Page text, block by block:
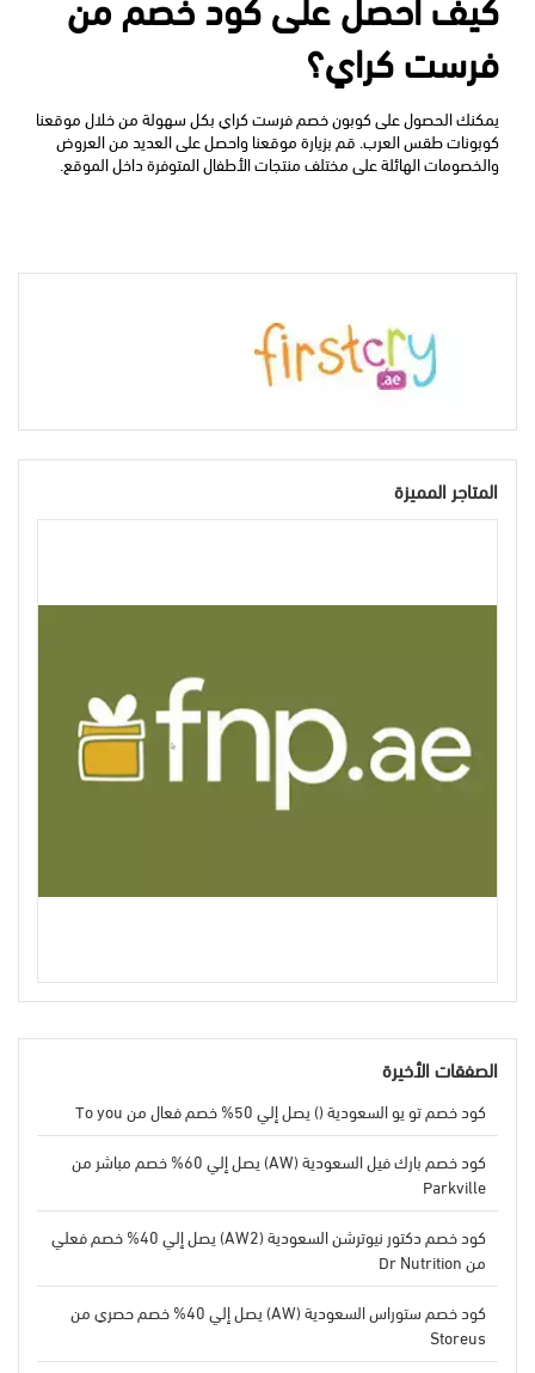
فرست كراي؟
يمكنك الحصول علىكوبون خصم فرست كراي
والخصومات الهائلة على مختلف منتجات الأطفال المتوفرة داخل الموقع.
المتاجر المميزة
الصفقات الأخيرة
كود خصم تو يو السعودية () يصل إلي 50% خصم فعال من To you
كود خصم بارك فيل السعودية (AW) يصل إلي 60% خصم مباشر من
Parkville
كود خصم دكتور نيوترشن السعودية (AW2) يصل إلي 40% خصم فعلي
من Dr Nutrition
كود خصم ستوراس السعودية (AW) يصل إلي 40% خصم حصري من
Storeus